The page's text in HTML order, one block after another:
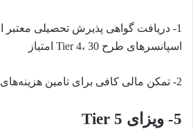
1- دریافت گواهی پذیرش تحصیلی معتبر
اسپانسرهای طرح Tier 4، 30 امتیاز
2- تمکن مالی کافی برای تامین هزینه‌های زندگی،
5- ویزای Tier 5